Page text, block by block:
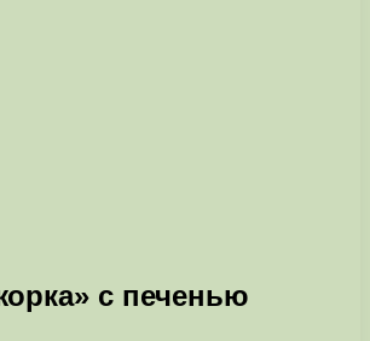
с печенью